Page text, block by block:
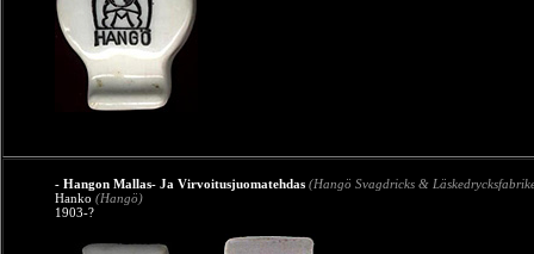
- Hangon Mallas- Ja Virvoitusjuomatehdas (Hangö Svagdricks &
Hanko (Hangö)
1903-?